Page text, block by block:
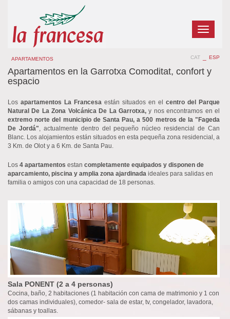
Toggle
APARTAMENTOS CAT ESP
Apartamentos en la Garrotxa Comoditat, confort y
espacio
Los apartamentos La Francesa están situados en el centro del Parque
Natural De La Zona Volcánica De La Garrotxa,y nos encontramos en el
extremo norte del municipio de Santa Pau, a 500 metros de la "Fageda
De Jordá", actualmente dentro del pequeño núcleo residencial de Can
Blanc. Los alojamientos están situados en esta pequeña zona residencial, a
3 Km. de Olot y a 6 Km. de Santa Pau.
Los 4 apartamentos estan completamente equipados y disponen de
aparcamiento, piscina y amplia zona ajardinada ideales para salidas en
familia o amigos con una capacidad de 18 personas.
Sala PONENT (2 a 4 personas)
Cocina, baño, 2 habitaciones (1 habitación con cama de matrimonio y 1 con
dos camas individuales), comedor- sala de estar, tv, congelador, lavadora,
sábanas y toallas.